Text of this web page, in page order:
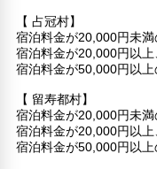
【 占冠村】
宿泊料金が20,000円未
宿泊料金が20,000円以
宿泊料金が50,000円以
【 留寿都村】
宿泊料金が20,000円未
宿泊料金が20,000円以
宿泊料金が50,000円以